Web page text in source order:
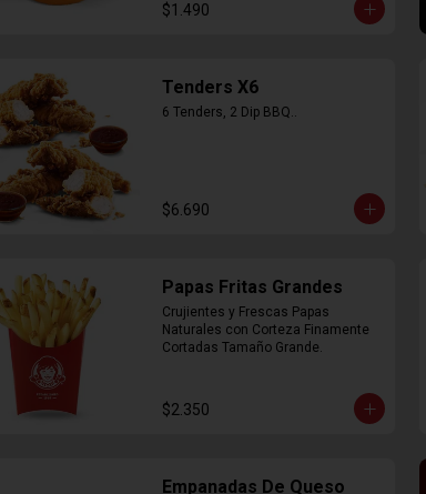
$1.490
Tenders X6
6 Tenders, 2 Dip BBQ..
$6.690
Papas Fritas Grandes
Crujientes y Frescas Papas
Naturales con Corteza Finamente
Cortadas Tamaño Grande.
$2.350
Empanadas De Queso